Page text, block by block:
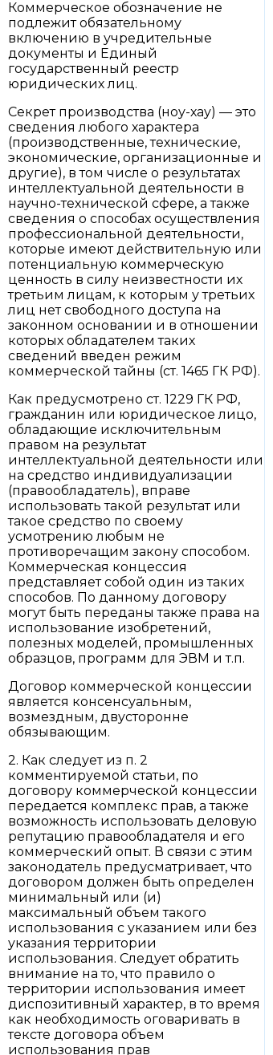
Коммерческое обозначение не
подлежит обязательному
включению в учредительные
документы и Единый
государственный реестр
юридических лиц.
Секрет производства (ноу-хау) — это
сведения любого характера
(производственные, технические,
экономические, организационные и
другие), в том числе о результатах
интеллектуальной деятельности в
научно-технической сфере, а также
сведения о способах осуществления
профессиональной деятельности,
которые имеют действительную или
потенциальную коммерческую
ценность в силу неизвестности их
третьим лицам, к которым у третьих
лиц нет свободного доступа на
законном основании и в отношении
которых обладателем таких
сведений введен режим
коммерческой тайны (ст. 1465 ГК РФ).
Как предусмотрено ст. 1229 ГК РФ,
гражданин или юридическое лицо,
обладающие исключительным
правом на результат
интеллектуальной деятельности или
на средство индивидуализации
(правообладатель), вправе
использовать такой результат или
такое средство по своему
усмотрению любым не
противоречащим закону способом.
Коммерческая концессия
представляет собой один из таких
способов. По данному договору
могут быть переданы также права на
использование изобретений,
полезных моделей, промышленных
образцов, программ для ЭВМ и т.п.
Договор коммерческой концессии
является консенсуальным,
возмездным, двусторонне
обязывающим.
2. Как следует из п. 2
комментируемой статьи, по
договору коммерческой концессии
передается комплекс прав, а также
возможность использовать деловую
репутацию правообладателя и его
коммерческий опыт. В связи с этим
законодатель предусматривает, что
договором должен быть определен
минимальный или (и)
максимальный объем такого
использования с указанием или без
указания территории
использования. Следует обратить
внимание на то, что правило о
территории использования имеет
диспозитивный характер, в то время
как необходимость оговаривать в
тексте договора объем
использования прав